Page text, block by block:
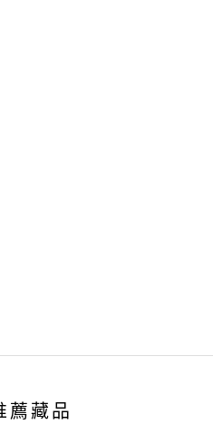
薦藏品